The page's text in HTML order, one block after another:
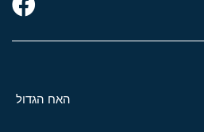
האח הגדול